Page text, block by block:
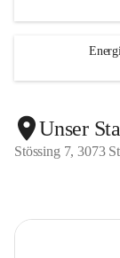
Unser
Stössing 7, 3073